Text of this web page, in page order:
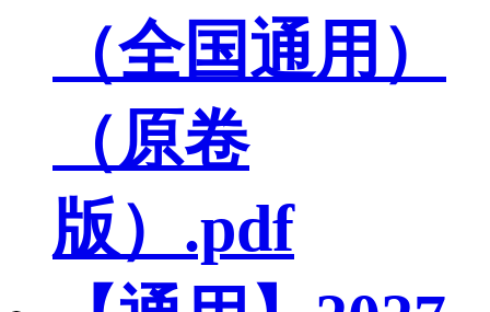
（全国通用）
（原卷
版）.pdf